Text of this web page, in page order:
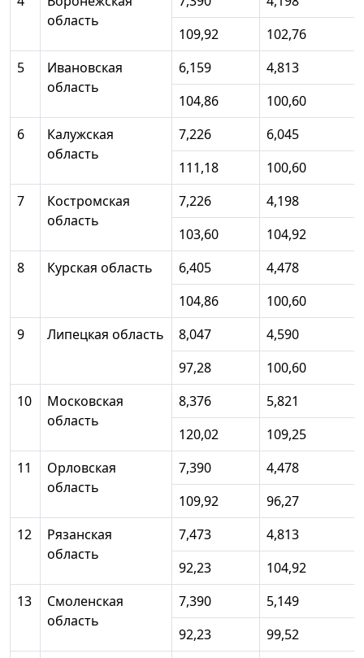
область
109,92
102,76
5
Ивановская
область
6,159
4,813
104,86
100,60
6
Калужская
область
7,226
6,045
111,18
100,60
7
Костромская
область
7,226
4,198
103,60
104,92
8
Курская область 6,405
4,478
104,86
100,60
9
Липецкая область 8,047
4,590
97,28
100,60
10
Московская
область
8,376
5,821
120,02
109,25
11
Орловская
область
7,390
4,478
109,92
96,27
12
Рязанская
область
7,473
4,813
92,23
104,92
13
Смоленская
область
7,390
5,149
92,23
99,52